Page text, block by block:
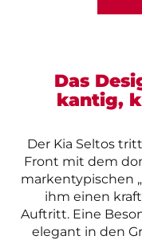
Das
kantig,
Der Kia Seltos
Front mit dem
markentypischen
ihm einen
Auftritt. Eine
elegant in den